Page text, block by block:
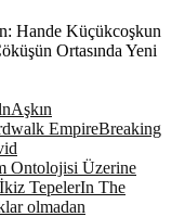
Hande Küçükcoşkun
Ortasında Yeni
Aşkın
EmpireBreaking
Ontolojisi Üzerine
İkiz TepelerIn The
olmadan